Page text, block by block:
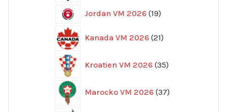
Jordan VM 2026 1919
Kanada VM 2026 21
produkter
Kroatien VM 2026 35
produkter
Marocko VM 2026 37
produkter